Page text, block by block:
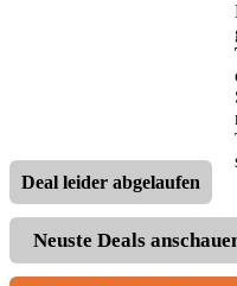
Deal leider abgelaufen
Neuste Deals